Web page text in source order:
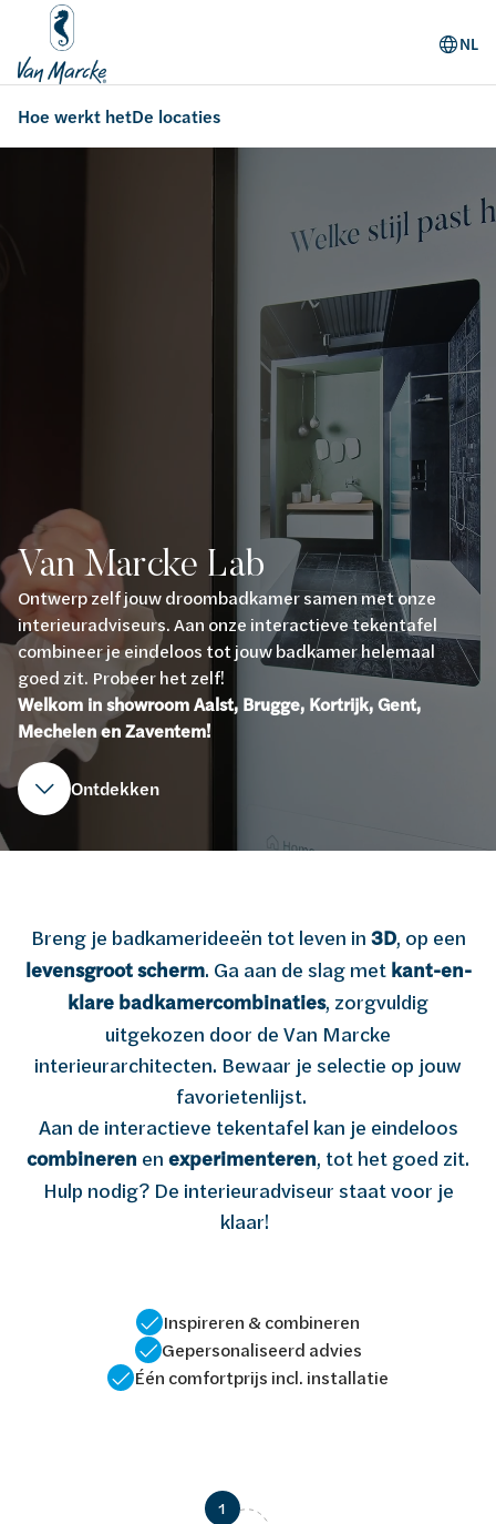
Hoe werkt hetDe locaties
NL
Van Marcke Lab
Ontwerp zelf jouw droombadkamer samen met onze
interieuradviseurs. Aan onze interactieve tekentafel
combineer je eindeloos tot jouw badkamer helemaal
goed zit. Probeer het zelf!
Welkom in showroom Aalst, Brugge, Kortrijk, Gent,
Mechelen en Zaventem!
Ontdekken
Breng je badkamerideeën tot leven in 3D, op een
levensgroot scherm. Ga aan de slag met kant-en-
klare badkamercombinaties, zorgvuldig
uitgekozen door de Van Marcke
interieurarchitecten. Bewaar je selectie op jouw
favorietenlijst.
Aan de interactieve tekentafel kan je eindeloos
combineren en experimenteren, tot het goed zit.
Hulp nodig? De interieuradviseur staat voor je
klaar!
Inspireren & combineren
Gepersonaliseerd advies
Één comfortprijs incl. installatie
1